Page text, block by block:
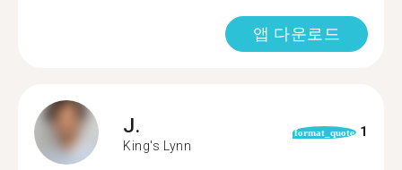
앱 다운로드
J.
King's Lynn
format_quote 1